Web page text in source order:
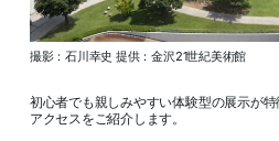
撮影：石川幸史 提供：金沢21世紀美術館
初心者でも親しみやすい体験型の展示が
アクセスをご紹介します。